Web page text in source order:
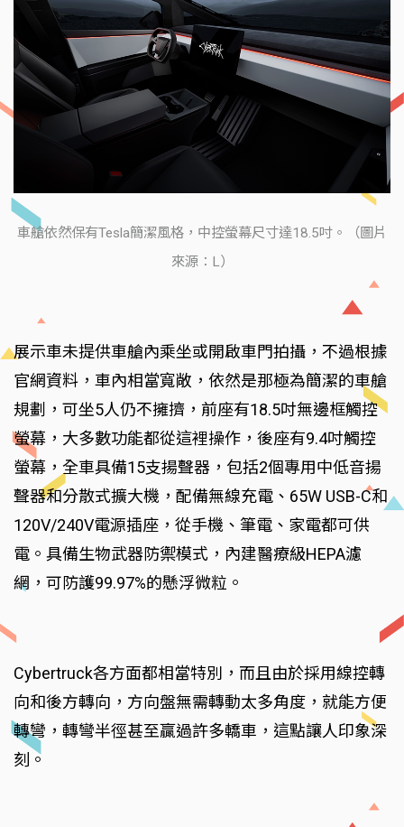
車艙依然保有Tesla簡潔風格，中控螢幕尺寸達18.5吋。（圖片
來源：L）
展示車未提供車艙內乘坐或開啟車門拍攝，不過根據
官網資料，車內相當寬敞，依然是那極為簡潔的車艙
規劃，可坐5人仍不擁擠，前座有18.5吋無邊框觸控
螢幕，大多數功能都從這裡操作，後座有9.4吋觸控
螢幕，全車具備15支揚聲器，包括2個專用中低音揚
聲器和分散式擴大機，配備無線充電、65W USB-C和
120V/240V電源插座，從手機、筆電、家電都可供
電。具備生物武器防禦模式，內建醫療級HEPA濾
網，可防護99.97%的懸浮微粒。
Cybertruck各方面都相當特別，而且由於採用線控轉
向和後方轉向，方向盤無需轉動太多角度，就能方便
轉彎，轉彎半徑甚至贏過許多轎車，這點讓人印象深
刻。